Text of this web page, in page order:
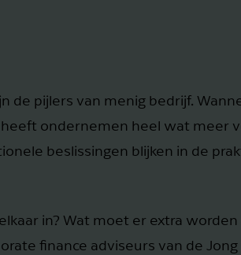
de pijlers van menig bedrijf.
ondernemen heel wat meer
beslissingen blijken in de
in? Wat moet er extra
finance adviseurs van de